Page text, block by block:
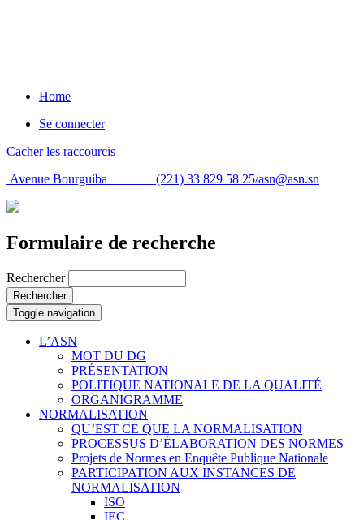
Home
Se connecter
Cacher les raccourcis
Avenue Bourguiba (221) 33 829 58 25/asn@asn.sn
Formulaire de recherche
Rechercher
Rechercher
Toggle navigation
L’ASN
MOT DU DG
PRÉSENTATION
POLITIQUE NATIONALE DE LA QUALITÉ
ORGANIGRAMME
NORMALISATION
QU’EST CE QUE LA NORMALISATION
PROCESSUS D’ÉLABORATION DES NORMES
Projets de Normes en Enquête Publique Nationale
PARTICIPATION AUX INSTANCES DE
NORMALISATION
ISO
IEC